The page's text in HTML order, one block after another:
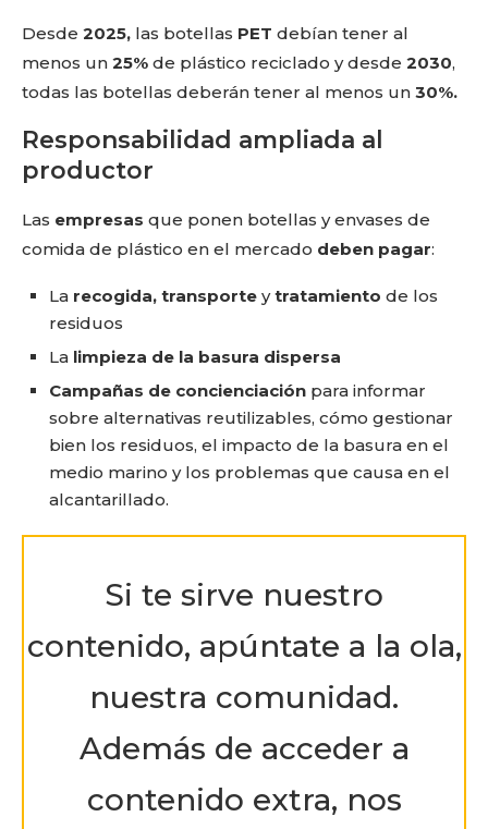
Desde 2025, las botellas PET debían tener al
menos un 25% de plástico reciclado y desde 2030,
todas las botellas deberán tener al menos un 30%.
Responsabilidad ampliada al
productor
Las empresas que ponen botellas y envases de
comida de plástico en el mercado deben pagar:
La recogida, transporte ytratamiento de los
residuos
La limpieza de la basura dispersa
Campañas de concienciación para informar
sobre alternativas reutilizables, cómo gestionar
bien los residuos, el impacto de la basura en el
medio marino y los problemas que causa en el
alcantarillado.
Si te sirve nuestro
contenido, apúntate a la ola,
nuestra comunidad.
Además de acceder a
contenido extra, nos